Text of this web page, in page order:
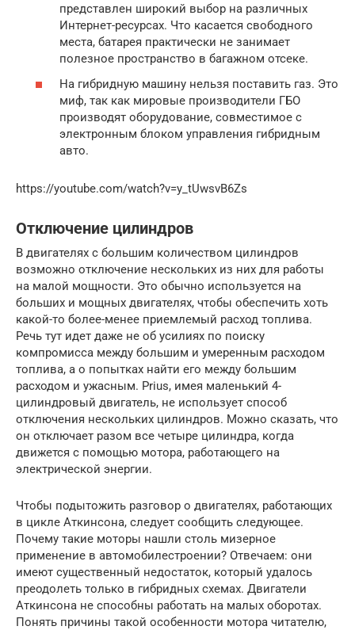
представлен широкий выбор на различных
Интернет-ресурсах. Что касается свободного
места, батарея практически не занимает
полезное пространство в багажном отсеке.
На гибридную машину нельзя поставить газ. Это
миф, так как мировые производители ГБО
производят оборудование, совместимое с
электронным блоком управления гибридным
авто.
https://youtube.com/watch?v=y_tUwsvB6Zs
Отключение цилиндров
В двигателях с большим количеством цилиндров
возможно отключение нескольких из них для работы
на малой мощности. Это обычно используется на
больших и мощных двигателях, чтобы обеспечить хоть
какой-то более-менее приемлемый расход топлива.
Речь тут идет даже не об усилиях по поиску
компромисса между большим и умеренным расходом
топлива, а о попытках найти его между большим
расходом и ужасным. Prius, имея маленький 4-
цилиндровый двигатель, не использует способ
отключения нескольких цилиндров. Можно сказать, что
он отключает разом все четыре цилиндра, когда
движется с помощью мотора, работающего на
электрической энергии.
Чтобы подытожить разговор о двигателях, работающих
в цикле Аткинсона, следует сообщить следующее.
Почему такие моторы нашли столь мизерное
применение в автомобилестроении? Отвечаем: они
имеют существенный недостаток, который удалось
преодолеть только в гибридных схемах. Двигатели
Аткинсона не способны работать на малых оборотах.
Понять причины такой особенности мотора читателю,